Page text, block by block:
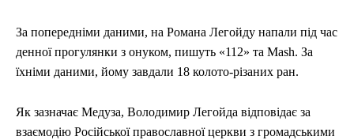
За попередніми даними, на Романа Легойду напали під час
денної прогулянки з онуком, пишуть «112» та Mash. За
їхніми даними, йому завдали 18 колото-різаних ран.
Як зазначає Медуза, Володимир Легойда відповідає за
взаємодію Російської православної церкви з громадськими